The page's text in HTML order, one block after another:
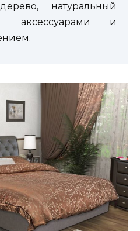
натуральный
аксессуарами и